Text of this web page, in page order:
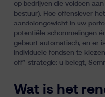
op bedrijven die voldoen
bestuur). Hoe offensiever
aandelengewicht in uw
potentiële schommelingen
gebeurt automatisch, en er
individuele fondsen te
off”-strategie: u belegt,
Wat is het